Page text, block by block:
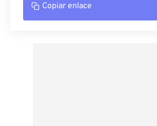
Copiar enlace